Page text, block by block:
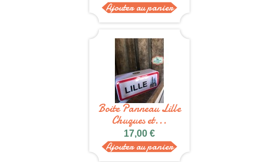
Ajouter au panier
Boite Panneau Lille
Chuques et...
17,00 €
Ajouter au panier